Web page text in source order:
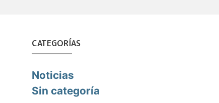
CATEGORÍAS
Noticias
Sin categoría